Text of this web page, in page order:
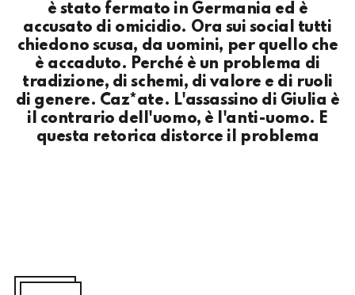
è stato fermato in Germania ed è
accusato di omicidio. Ora sui social tutti
chiedono scusa, da uomini, per quello che
è accaduto. Perché è un problema di
tradizione, di schemi, di valore e di ruoli
di genere. Caz*ate. L'assassino di Giulia è
il contrario dell'uomo, è l'anti-uomo. E
questa retorica distorce il problema